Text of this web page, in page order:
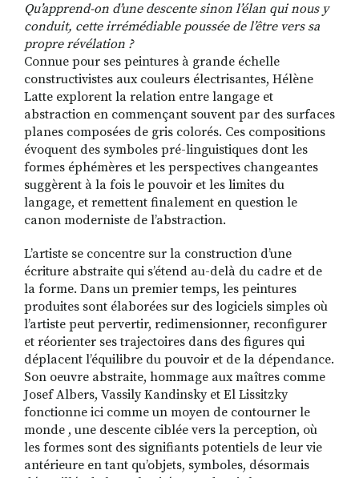
Qu’apprend-on d’une descente sinon l’élan qui nous y
conduit, cette irrémédiable poussée de l’être vers sa
propre révélation ?
Connue pour ses peintures à grande échelle
constructivistes aux couleurs électrisantes, Hélène
Latte explorent la relation entre langage et
abstraction en commençant souvent par des surfaces
planes composées de gris colorés. Ces compositions
évoquent des symboles pré-linguistiques dont les
formes éphémères et les perspectives changeantes
suggèrent à la fois le pouvoir et les limites du
langage, et remettent finalement en question le
canon moderniste de l’abstraction.
L’artiste se concentre sur la construction d’une
écriture abstraite qui s’étend au-delà du cadre et de
la forme. Dans un premier temps, les peintures
produites sont élaborées sur des logiciels simples où
l’artiste peut pervertir, redimensionner, reconfigurer
et réorienter ses trajectoires dans des figures qui
déplacent l’équilibre du pouvoir et de la dépendance.
Son oeuvre abstraite, hommage aux maîtres comme
Josef Albers, Vassily Kandinsky et El Lissitzky
fonctionne ici comme un moyen de contourner le
monde , une descente ciblée vers la perception, où
les formes sont des signifiants potentiels de leur vie
antérieure en tant qu’objets, symboles, désormais